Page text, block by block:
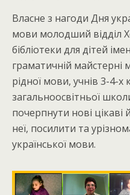
Власне з нагоди Дня
мови молодший відділ
бібліотеки для дітей
граматичній майстерні
рідної мови, учнів 3-4-х
загальноосвітньої
почерпнути нові цікаві
неї, посилити та
української мови.